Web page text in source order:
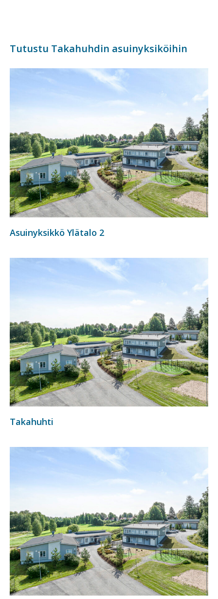
Tutustu Takahuhdin asuinyksiköihin
Asuinyksikkö Ylätalo 2
Takahuhti